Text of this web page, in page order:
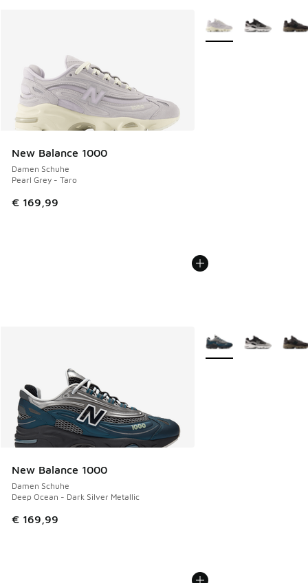
New Balance 1000
Damen Schuhe
Pearl Grey - Taro
€ 169,99
Weitere Farben
New Balance 1000
Damen Schuhe
Deep Ocean - Dark Silver Metallic
€ 169,99
Weitere Farben